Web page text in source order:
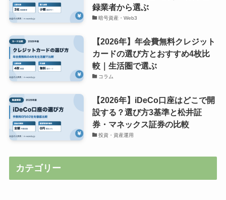
録業者から選ぶ
暗号資産・Web3
【2026年】年会費無料クレジット
カードの選び方とおすすめ4枚比
較｜生活圏で選ぶ
コラム
【2026年】iDeCo口座はどこで開
設する？選び方3基準と松井証
券・マネックス証券の比較
投資・資産運用
カテゴリー